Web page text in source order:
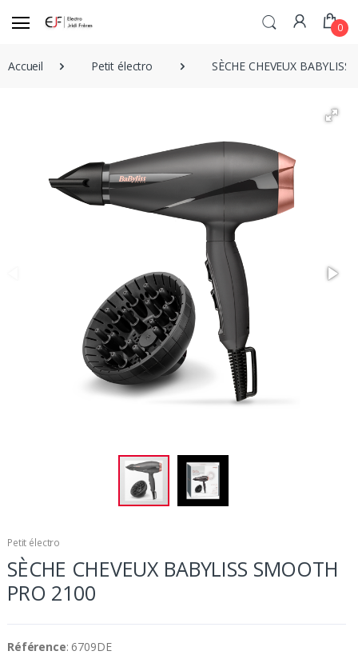
0
Accueil Petit électro SÈCHE CHEVEUX
Petit électro
SÈCHE CHEVEUX BABYLISS SMOOTH
PRO 2100
Référence: 6709DE